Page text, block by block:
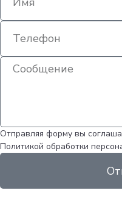
Отправляя форму вы
Политикой обработки